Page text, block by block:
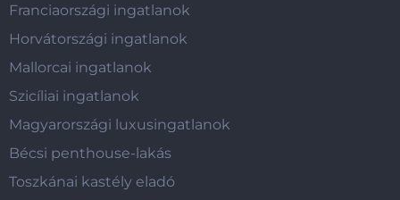
Franciaországi ingatlanok
Horvátországi ingatlanok
Mallorcai ingatlanok
Szicíliai ingatlanok
Magyarországi luxusingatlanok
Bécsi penthouse-lakás
Toszkánai kastély eladó